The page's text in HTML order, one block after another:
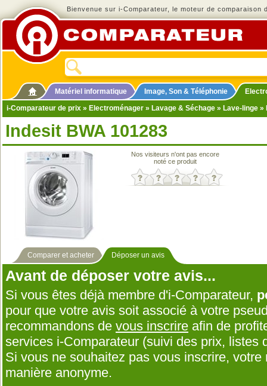
Bienvenue sur i-Comparateur, le moteur de comparaison
Matériel informatique Image, Son & Téléphonie
i-Comparateur de prix » Electroménager » Lavage & Séchage » Lave-linge »
Indesit BWA 101283
Nos visiteurs n'ont pas encore
noté ce produit
Comparer et acheter Déposer un avis
Avant de déposer votre avis...
Si vous êtes déjà membre d'i-Comparateur,
pour que votre avis soit associé à votre
recommandons de vous inscrire afin de
services i-Comparateur (suivi des prix, listes
Si vous ne souhaitez pas vous inscrire,
manière anonyme.